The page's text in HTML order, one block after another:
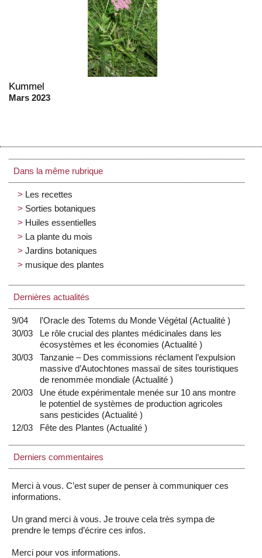
Kummel
Mars 2023
Dans la même rubrique
Les recettes
Sorties botaniques
Huiles essentielles
La plante du mois
Jardins botaniques
musique des plantes
Dernières actualités
9/04 l’Oracle des Totems du Monde Végétal (Actualité)
30/03
Le rôle crucial des plantes médicinales dans les
écosystèmes et les économies (Actualité)
30/03
Tanzanie – Des commissions réclament l’expulsion
massive d’Autochtones massaï de sites touristiques
de renommée mondiale (Actualité)
20/03
Une étude expérimentale menée sur 10 ans montre
le potentiel de systèmes de production agricoles
sans pesticides (Actualité)
12/03
Fête des Plantes (Actualité)
Derniers commentaires
Merci à vous. C’est super de penser à communiquer ces
informations.
Un grand merci à vous. Je trouve cela très sympa de
prendre le temps d’écrire ces infos.
Merci pour vos informations.